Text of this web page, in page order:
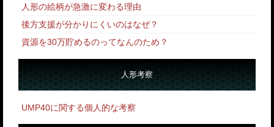
人形の絵柄が急激に変わる理由
後方支援が分かりにくいのはなぜ？
資源を30万貯めるのってなんのため？
人形考察
UMP40に関する個人的な考察